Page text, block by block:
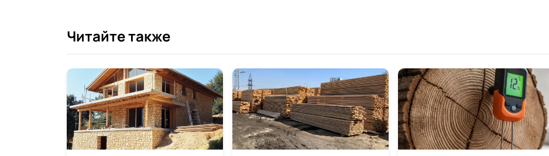
Читайте также